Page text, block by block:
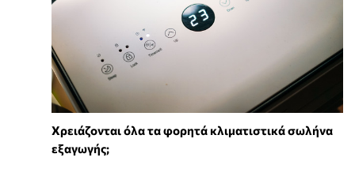
Χρειάζονται όλα τα φορητά κλιματιστικά σωλήνα
εξαγωγής;